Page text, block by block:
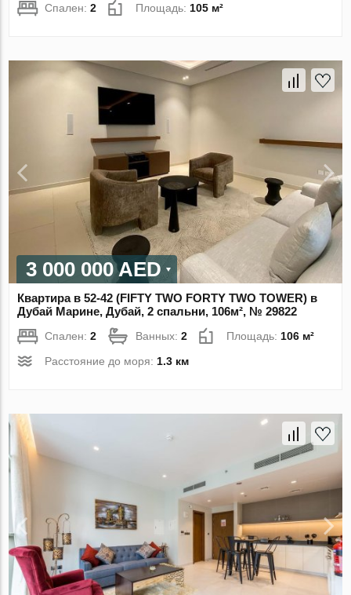
Спален:2 Площадь: 105 м²
3 000 000 AED
Квартира в 52-42 (FIFTY TWO FORTY TWO TOWER) в
Дубай Марине, Дубай, 2 спальни, 106м², № 29822
Спален:2 Ванных:2 Площадь: 106 м²
Расстояние до моря: 1.3 км